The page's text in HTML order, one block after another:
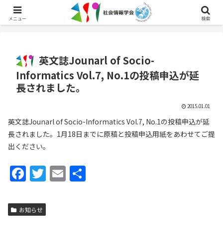
English
英文誌Jounarl of Socio-
Informatics Vol.7, No.1の投稿申込が延
長されました。
2015.01.01
英文誌Jounarl of Socio-Informatics Vol.7, No.1の投稿申込が延
長されました。1月18日までに原稿と投稿申込用紙をあわせてご提
出ください。
F
c
e
T E
お知らせ
メニュー 検索